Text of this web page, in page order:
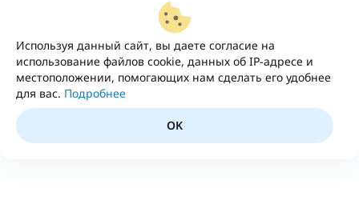
Используя данный сайт, вы даете согласие на
использование файлов cookie, данных об IP-адресе и
местоположении, помогающих нам сделать его удобнее
для вас. Подробнее
OK